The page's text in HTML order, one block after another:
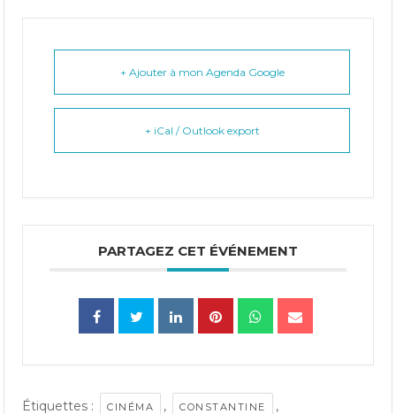
+ Ajouter à mon Agenda Google
+ iCal / Outlook export
PARTAGEZ CET ÉVÉNEMENT
Étiquettes : CINÉMA , CONSTANTINE ,